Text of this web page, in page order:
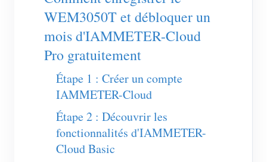
Chargeur EV
Simulateur IAMMETER
Compteur virtuel
Système de prévision et de simulation énergétique
Applications
Moniteur d’énergie pour système solaire PV
Moniteur de consommation électrique
Boutique
Ressources
WEM3050T et débloquer un
mois d'IAMMETER-Cloud
Pro gratuitement
Étape 1 : Créer un compte
IAMMETER-Cloud
Étape 2 : Découvrir les
fonctionnalités d'IAMMETER-
Cloud Basic